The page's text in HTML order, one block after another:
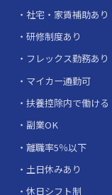
社宅・家賃補助あり
研修制度あり
フレックス勤務あり
マイカー通勤可
扶養控除内で働ける
副業OK
離職率5％以下
土日休みあり
休日シフト制